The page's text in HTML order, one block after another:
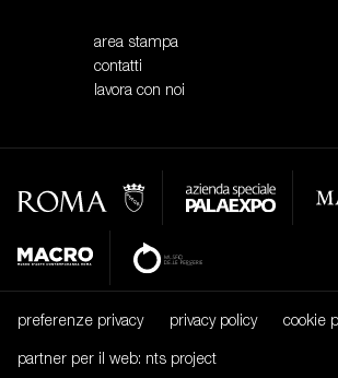
area stampa
contatti
lavora con noi
preferenze privacy privacy policy cookie
partner per il web: nts project